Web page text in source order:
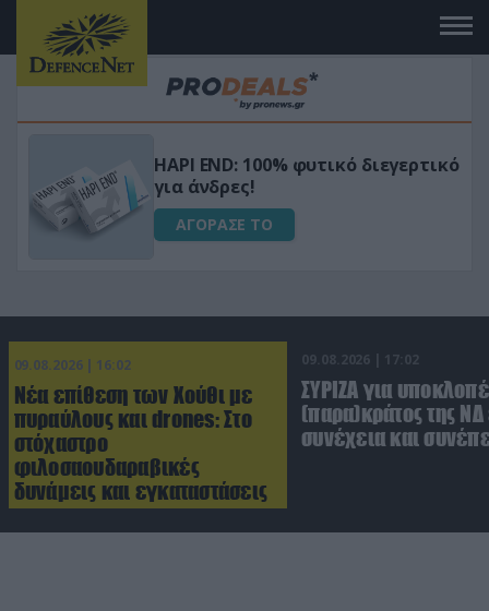
Μεταμόρφωσε τον κήπο σου με το
Ultra Box Μίνι Αλυσοπρίονο με
μπαταρία λιθίου
ΑΓΟΡΑΣΕ ΤΟ
09.08.2026 | 16:02
Νέα επίθεση των Χούθι με
πυραύλους και drones: Στο
στόχαστρο
φιλοσαουδαραβικές
δυνάμεις και εγκαταστάσεις
09.08.2026 | 17:02
ΣΥΡΙΖΑ για
(παρα)κράτος της ΝΔ
συνέχεια και